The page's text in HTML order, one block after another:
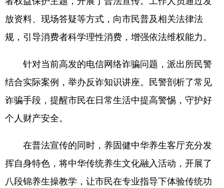
放资料、现场答疑等方式，向市民普及相关法律法
规，引导消费者科学理性消费，增强依法维权能力。
针对当前高发的电信网络诈骗问题，派出所民警
结合实际案例，举办反诈知识讲座。民警剖析了常见
诈骗手段，提醒市民在日常生活中提高警惕，守护好
个人财产安全。
在普法宣传的同时，养固健中华养生客厅充分发
挥自身特色，将中华传统养生文化融入活动，开展了
八段锦养生操教学，让市民在专业指导下体验传统功